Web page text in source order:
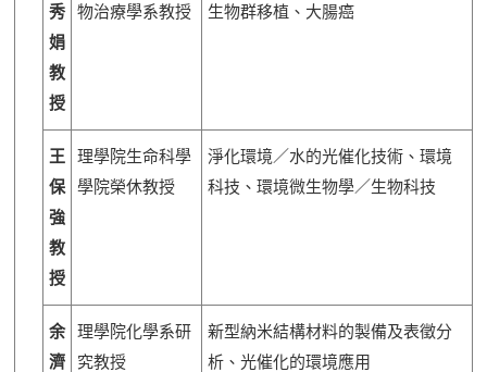
秀
娟
教
授
物治療學系教授
生物群移植、大腸癌
王
保
強
教
授
理學院生命科學
學院榮休教授
淨化環境／水的光催化技術、環境
科技、環境微生物學／生物科技
余
濟
理學院化學系研
究教授
新型納米結構材料的製備及表徵分
析、光催化的環境應用